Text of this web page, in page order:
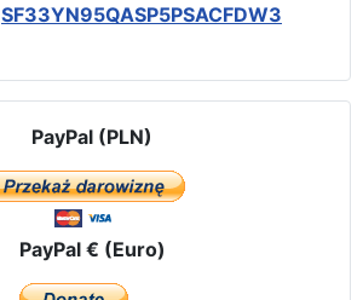
SF33YN95QASP5PSACFDW3
PayPal (PLN)
PayPal € (Euro)